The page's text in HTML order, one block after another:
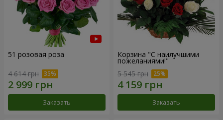
51 розовая роза
4 614 грн
Заказать
Корзина "С наилучшими
пожеланиями!"
5 545 грн
Заказать